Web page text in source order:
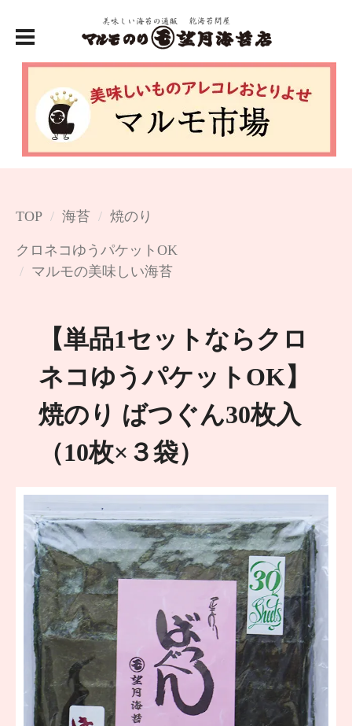
TOP 海苔 焼のり
クロネコゆうパケットOK
マルモの美味しい海苔
【単品1セットならクロ
ネコゆうパケットOK】
焼のり ばつぐん30枚入
（10枚×３袋）